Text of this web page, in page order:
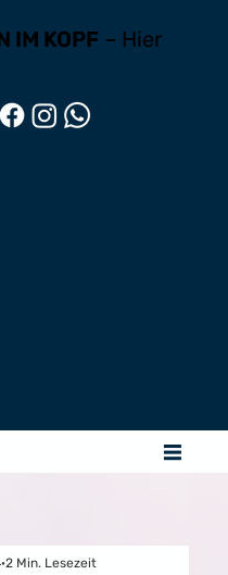
IM KOPF– Hier
2 Min. Lesezeit